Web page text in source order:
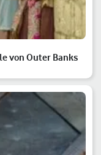
von Outer Banks